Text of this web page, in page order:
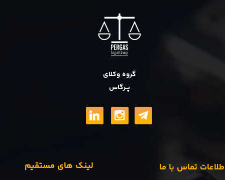
گروه وکلای
پــرگاس
لینک های مستقیم تماس با ما